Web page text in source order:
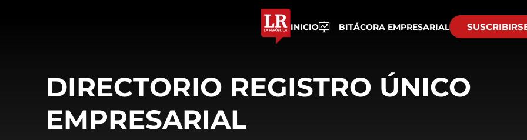
INICIO BITÁCORA EMPRESARIAL
DIRECTORIO REGISTRO ÚNICO
EMPRESARIAL